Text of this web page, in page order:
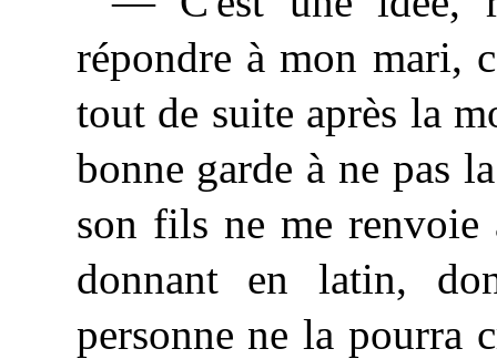
répondre à mon mari,
tout de suite après la
bonne garde à ne pas
son fils ne me
donnant en latin,
personne ne la pourra